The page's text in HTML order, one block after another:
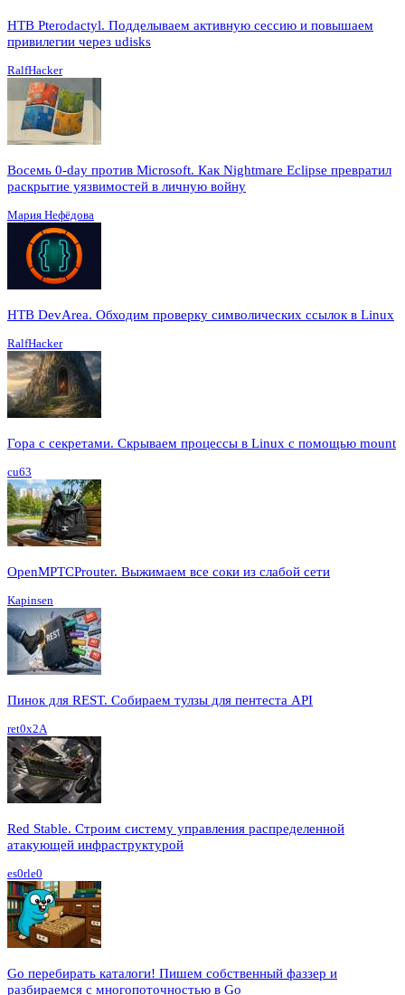
HTB Pterodactyl. Подделываем активную сессию и повышаем
привилегии через udisks
RalfHacker
Восемь 0-day против Microsoft. Как Nightmare Eclipse превратил
раскрытие уязвимостей в личную войну
Мария Нефёдова
HTB DevArea. Обходим проверку символических ссылок в Linux
RalfHacker
Гора с секретами. Скрываем процессы в Linux c помощью mount
cu63
OpenMPTCProuter. Выжимаем все соки из слабой сети
Kapinsen
Пинок для REST. Собираем тулзы для пентеста API
ret0x2A
Red Stable. Строим систему управления распределенной
атакующей инфраструктурой
es0rle0
Go перебирать каталоги! Пишем собственный фаззер и
разбираемся с многопоточностью в Go